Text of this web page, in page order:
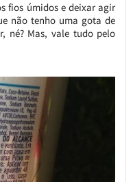
fios úmidos e deixar agir
não tenho uma gota de
né? Mas, vale tudo pelo